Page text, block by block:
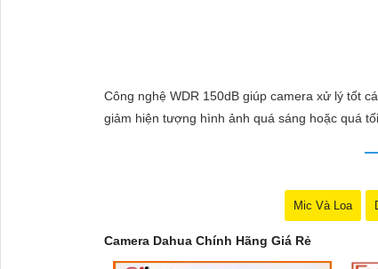
cầu giám sát của bạn. Đừng ngần ngại trải
Công nghệ WDR 150dB giúp camera xử lý tốt
giảm hiện tượng hình ảnh quá sáng hoặc quá
Mic Và Loa
Camera Dahua Chính Hãng Giá Rẻ